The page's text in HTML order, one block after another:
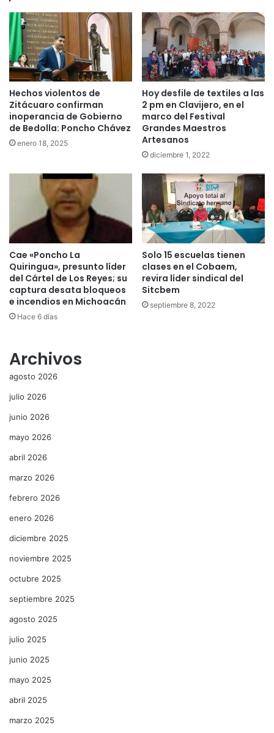
Hechos violentos de
Zitácuaro confirman
inoperancia de Gobierno
de Bedolla: Poncho Chávez
enero 18, 2025
Hoy desfile de textiles a las
2 pm en Clavijero, en el
marco del Festival
Grandes Maestros
Artesanos
diciembre 1, 2022
Cae «Poncho La
Quiringua», presunto líder
del Cártel de Los Reyes; su
captura desata bloqueos
e incendios en Michoacán
Hace 6 días
Solo 15 escuelas tienen
clases en el Cobaem,
revira líder sindical del
Sitcbem
septiembre 8, 2022
Archivos
agosto 2026
julio 2026
junio 2026
mayo 2026
abril 2026
marzo 2026
febrero 2026
enero 2026
diciembre 2025
noviembre 2025
octubre 2025
septiembre 2025
agosto 2025
julio 2025
junio 2025
mayo 2025
abril 2025
marzo 2025